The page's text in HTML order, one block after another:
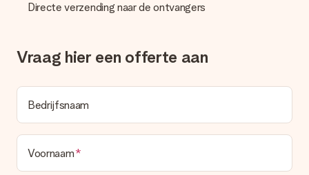
ontvangt deze bij de bevestiging van de verzending en je kunt
het echt een verrassing!
Directe verzending naar de ontvangers
Vraag hier een offerte aan
Bedrijfsnaam
Voornaam